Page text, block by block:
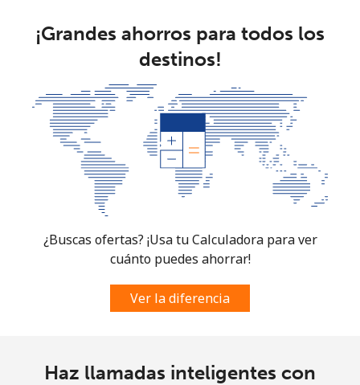
¡Grandes ahorros para todos los
destinos!
¿Buscas ofertas? ¡Usa tu Calculadora para ver
cuánto puedes ahorrar!
Ver la diferencia
Haz llamadas inteligentes con